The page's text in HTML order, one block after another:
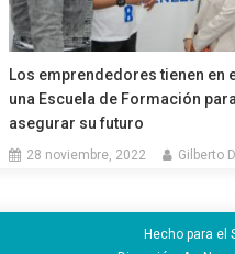
Los emprendedores tienen en
una Escuela de Formación para
asegurar su futuro
28 noviembre, 2022 Gilberto
Hecho para el